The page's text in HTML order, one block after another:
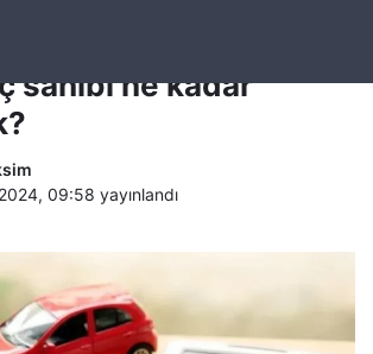
belli oldu: 2025’te
sahibi ne kadar
09:58 yayınlandı